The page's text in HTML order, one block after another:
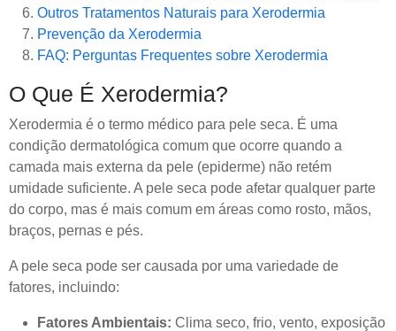
Outros Tratamentos Naturais para Xerodermia
Prevenção da Xerodermia
FAQ: Perguntas Frequentes sobre Xerodermia
O Que É Xerodermia?
Xerodermia é o termo médico para pele seca. É uma
condição dermatológica comum que ocorre quando a
camada mais externa da pele (epiderme) não retém
umidade suficiente. A pele seca pode afetar qualquer parte
do corpo, mas é mais comum em áreas como rosto, mãos,
braços, pernas e pés.
A pele seca pode ser causada por uma variedade de
fatores, incluindo:
Fatores Ambientais: Clima seco, frio, vento, exposição